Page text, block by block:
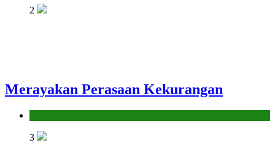
2
Merayakan Perasaan Kekurangan
3